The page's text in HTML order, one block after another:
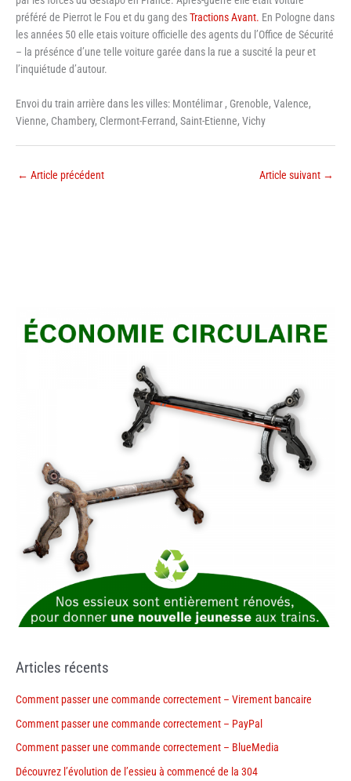
préféré de Pierrot le Fou et du gang desTractions Avant. En Pologne dans
les années 50 elle etais voiture officielle des agents du l’Office de Sécurité
– la présénce d’une telle voiture garée dans la rue a suscité la peur et
l’inquiétude d’autour.
Envoi du train arrière dans les villes: Montélimar , Grenoble, Valence,
Vienne, Chambery, Clermont-Ferrand, Saint-Etienne, Vichy
← Article précédent Article suivant →
Articles récents
Comment passer une commande correctement – Virement bancaire
Comment passer une commande correctement – PayPal
Comment passer une commande correctement – BlueMedia
Découvrez l’évolution de l’essieu à commencé de la 304